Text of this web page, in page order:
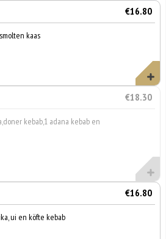
€16.80
kaas
€18.30
kebab,1 adana kebab en
€16.80
ui en köfte kebab